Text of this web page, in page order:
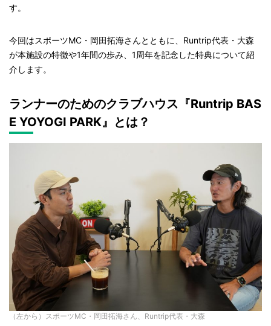
す。
今回はスポーツMC・岡田拓海さんとともに、Runtrip代表・大森
が本施設の特徴や1年間の歩み、1周年を記念した特典について紹
介します。
ランナーのためのクラブハウス『Runtrip BAS
E YOYOGI PARK』とは？
（左から）スポーツMC・岡田拓海さん、Runtrip代表・大森